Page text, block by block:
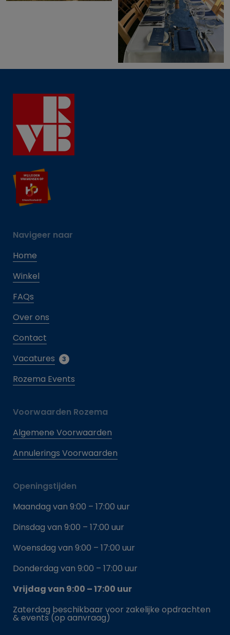
Navigeer naar
Home
Winkel
FAQs
Over ons
Contact
Vacatures
3
Rozema Events
Voorwaarden Rozema
Algemene Voorwaarden
Annulerings Voorwaarden
Openingstijden
Maandag van 9:00 – 17:00 uur
Dinsdag van 9:00 – 17:00 uur
Woensdag van 9:00 – 17:00 uur
Donderdag van 9:00 – 17:00 uur
Vrijdag van 9:00 – 17:00 uur
Zaterdag beschikbaar voor zakelijke opdrachten
& events (op aanvraag)